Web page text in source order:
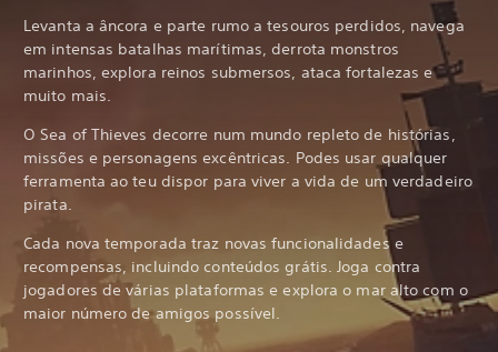
Levanta a âncora e parte rumo a tesouros perdidos, navega
em intensas batalhas marítimas, derrota monstros
marinhos, explora reinos submersos, ataca fortalezas e
muito mais.
O Sea of Thieves decorre num mundo repleto de histórias,
missões e personagens excêntricas. Podes usar qualquer
ferramenta ao teu dispor para viver a vida de um verdadeiro
pirata.
Cada nova temporada traz novas funcionalidades e
recompensas, incluindo conteúdos grátis. Joga contra
jogadores de várias plataformas e explora o mar alto com o
maior número de amigos possível.